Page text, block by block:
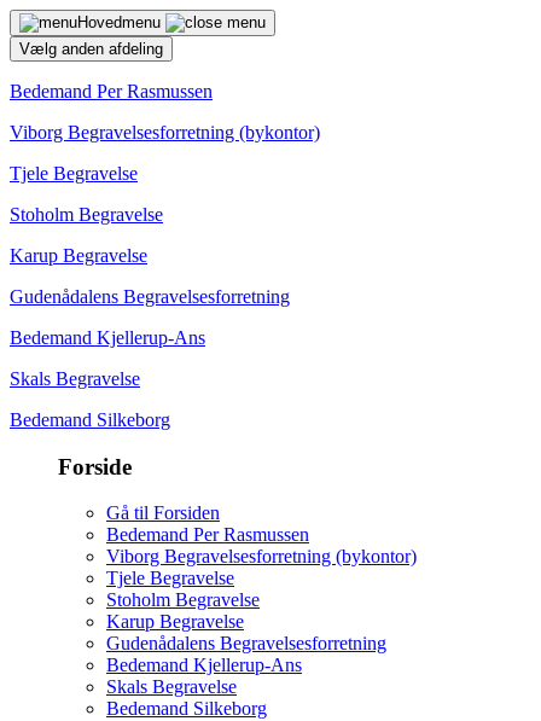
Hovedmenu
Vælg anden afdeling
Bedemand Per Rasmussen
Viborg Begravelsesforretning (bykontor)
Tjele Begravelse
Stoholm Begravelse
Karup Begravelse
Gudenådalens Begravelsesforretning
Bedemand Kjellerup-Ans
Skals Begravelse
Bedemand Silkeborg
Forside
Gå til Forsiden
Bedemand Per Rasmussen
Viborg Begravelsesforretning (bykontor)
Tjele Begravelse
Stoholm Begravelse
Karup Begravelse
Gudenådalens Begravelsesforretning
Bedemand Kjellerup-Ans
Skals Begravelse
Bedemand Silkeborg